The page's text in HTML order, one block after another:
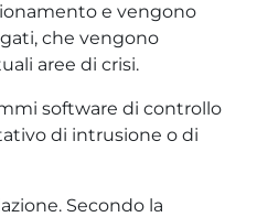
e vengono
che vengono
aree di crisi.
software di controllo
di intrusione o di
Secondo la